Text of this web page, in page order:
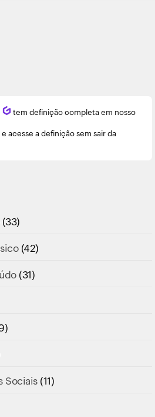
Q tem definição completa em nosso
acesse a definição sem sair da
(33)
(42)
(31)
Sociais(11)